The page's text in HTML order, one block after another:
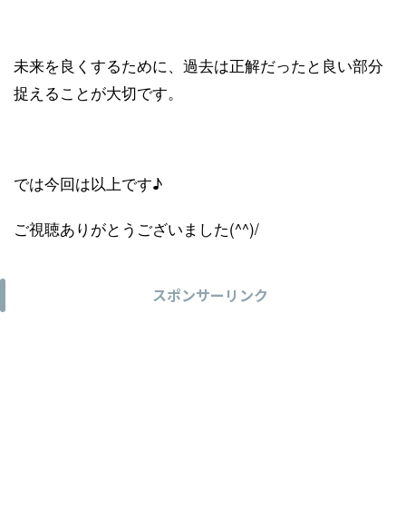
未来を良くするために、過去は正解だったと良い部分
捉えることが大切です。
では今回は以上です♪
ご視聴ありがとうございました(^^)/
スポンサーリンク